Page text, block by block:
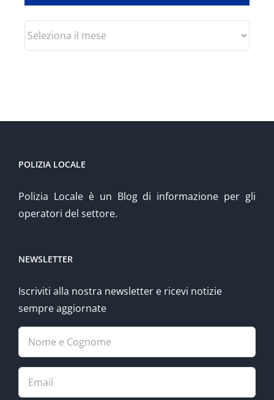
Archivio
POLIZIA LOCALE
Polizia Locale è un Blog di informazione per gli
operatori del settore.
NEWSLETTER
Iscriviti alla nostra newsletter e ricevi notizie
sempre aggiornate